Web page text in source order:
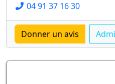
04 91 37 16 30